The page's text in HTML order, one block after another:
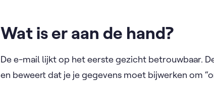
Wat is er aan de hand?
De e-mail lijkt op het eerste gezicht betrouwbaar.
en beweert dat je je gegevens moet bijwerken om